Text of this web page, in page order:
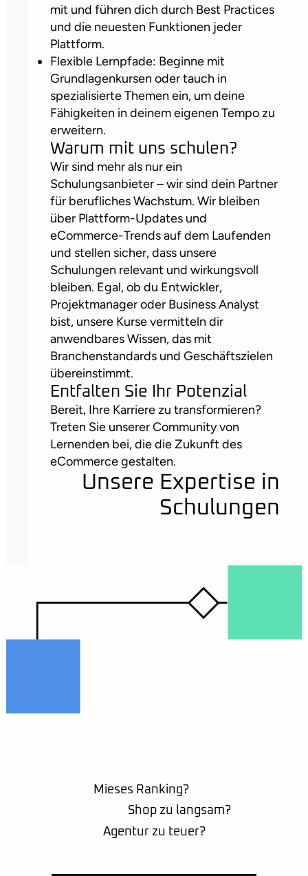
mit und führen dich durch Best Practices
und die neuesten Funktionen jeder
Plattform.
Flexible Lernpfade: Beginne mit
Grundlagenkursen oder tauch in
spezialisierte Themen ein, um deine
Fähigkeiten in deinem eigenen Tempo zu
erweitern.
Warum mit uns schulen?
Wir sind mehr als nur ein
Schulungsanbieter – wir sind dein Partner
für berufliches Wachstum. Wir bleiben
über Plattform-Updates und
eCommerce-Trends auf dem Laufenden
und stellen sicher, dass unsere
Schulungen relevant und wirkungsvoll
bleiben. Egal, ob du Entwickler,
Projektmanager oder Business Analyst
bist, unsere Kurse vermitteln dir
anwendbares Wissen, das mit
Branchenstandards und Geschäftszielen
übereinstimmt.
Entfalten Sie Ihr Potenzial
Bereit, Ihre Karriere zu transformieren?
Treten Sie unserer Community von
Lernenden bei, die die Zukunft des
eCommerce gestalten.
Unsere Expertise in
Schulungen
Mieses Ranking?
Shop zu langsam?
Agentur zu teuer?